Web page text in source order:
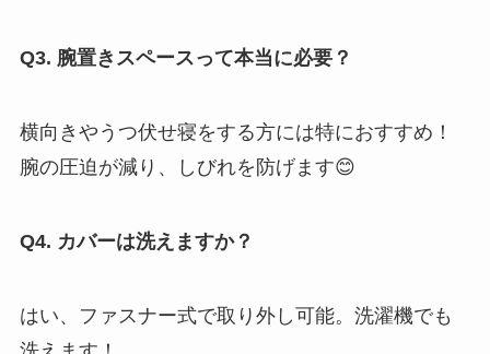
Q3. 腕置きスペースって本当に必要？
横向きやうつ伏せ寝をする方には特におすすめ！
腕の圧迫が減り、しびれを防げます😊
Q4. カバーは洗えますか？
はい、ファスナー式で取り外し可能。洗濯機でも